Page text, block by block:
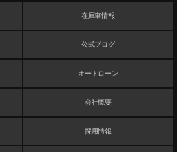
在庫車情報
公式ブログ
オートローン
会社概要
採用情報